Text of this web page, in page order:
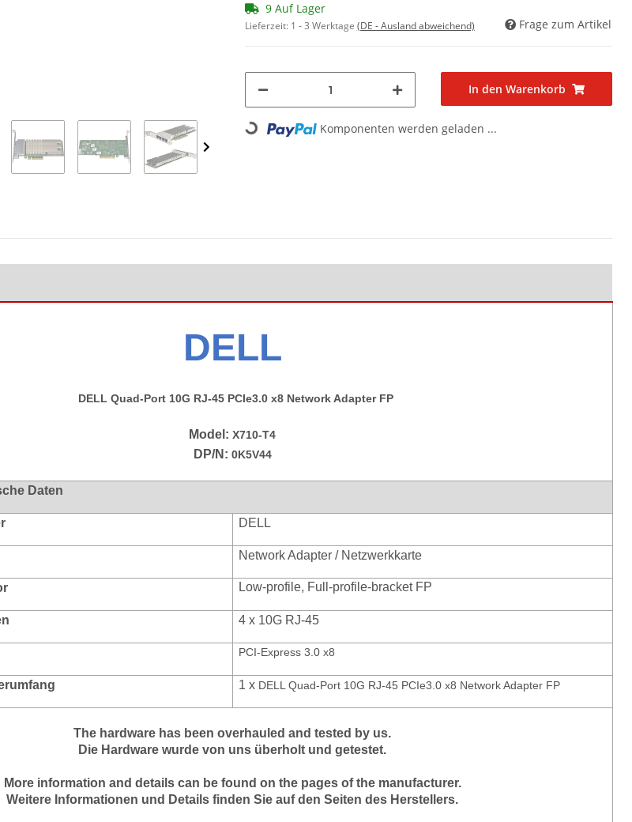
9 Auf Lager
Lieferzeit: 1 - 3 Werktage (DE - Ausland abweichend) Frage zum Artikel
In den Warenkorb
Loading... Komponenten werden geladen ...
DELL
DELL Quad-Port 10G RJ-45 PCIe3.0 x8 Network Adapter FP
Model:X710-T4
DP/N: 0K5V44
Daten
DELL
Network Adapter / Netzwerkkarte
Low-profile, Full-profile-bracket FP
4 x 10G RJ-45
PCI-Express 3.0 x8
1 x DELL Quad-Port 10G RJ-45 PCIe3.0 x8 Network Adapter FP
The hardware has been overhauled and tested by us.
Die Hardware wurde von uns überholt und getestet.
More information and details can be found on the pages of the manufacturer.
Weitere Informationen und Details finden Sie auf den Seiten des Herstellers.